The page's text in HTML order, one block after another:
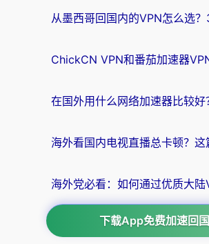
下载App免费加速回国